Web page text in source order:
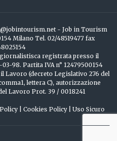
- Job in Tourism
Milano Tel. 02/48519477 fax
registrata presso il
98. Partita IVA n° 12479500154
Lavoro (decreto Legislativo 276 del
lettera C), autorizzazione
Lavoro Prot. 39 / 0018241
Cookies Policy Uso Sicuro